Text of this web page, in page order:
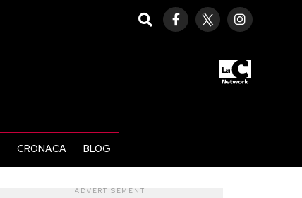
CRONACA BLOG
ADVERTISEMENT